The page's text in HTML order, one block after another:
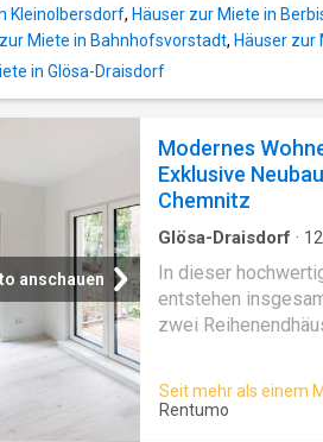
verfügt zusätzlich
angrenzend an den
Obergeschoss
nutzbare Zimmer –
Badezimmer. In
zusätzlich
zur Verfügung. Im
Garagen mit
Kleinolbersdorf, Häuser zur Miete in
Miete in Bahnhofsvorstadt, Häuser zur
in Glösa-Draisdorf
anschauen
Modernes
Exklusive
Chemnitz
Glösa-Draisdorf ·
In dieser
entstehen
zwei
ca. 167 m² und
Etagen. Die
Nebenkosten. Im
Seit mehr als einem
Rentumo